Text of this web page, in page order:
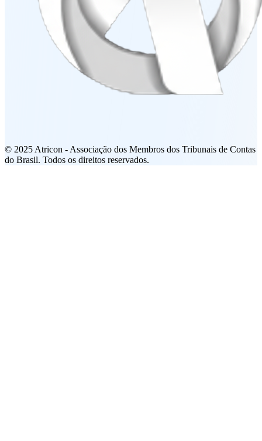
© 2025 Atricon - Associação dos Membros dos Tribunais de Contas
do Brasil. Todos os direitos reservados.